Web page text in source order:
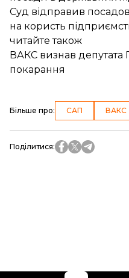
Суд відправив
на користь
читайте також
ВАКС визнав депутата
покарання
Більше про: САП ВАКС
Поділитися: